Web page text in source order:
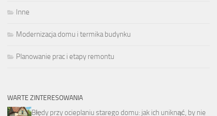
Inne
Modernizacja domu i termika budynku
Planowanie prac i etapy remontu
WARTE ZINTERESOWANIA
Błędy przy ocieplaniu starego domu: jak ich uniknąć, by nie